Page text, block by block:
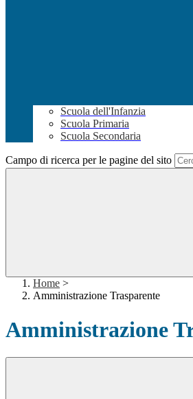
Scuola dell'Infanzia
Scuola Primaria
Scuola Secondaria
Campo di ricerca per le pagine del sito
Home >
Amministrazione Trasparente
Amministrazione